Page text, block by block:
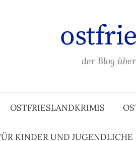
der Blog
OSTFRIESLANDKRIMIS
KINDER UND JUGENDLICHE